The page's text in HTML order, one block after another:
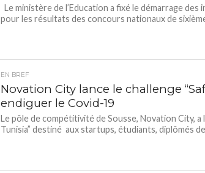
Le ministère de l’Education a fixé le démarrage des
pour les résultats des concours nationaux de
EN BREF
Novation City lance le challenge
endiguer le Covid-19
Le pôle de compétitivité de Sousse, Novation City, a
Tunisia” destiné aux startups, étudiants, diplômés